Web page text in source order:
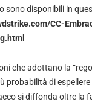
sono disponibili in
CC-
che adottano la
probabilità di
si diffonda oltre la